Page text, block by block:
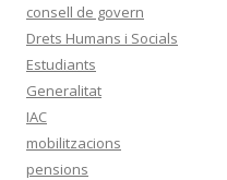
consell de govern
Drets Humans i Socials
Estudiants
Generalitat
IAC
mobilitzacions
pensions